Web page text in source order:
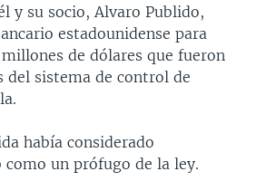
y su socio, Alvaro Publido,
estadounidense para
de dólares que fueron
del sistema de control de
había considerado
como un prófugo de la ley.